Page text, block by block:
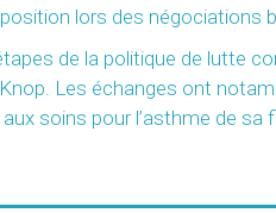
lors des négociations
de la politique de lutte
Les échanges ont
soins pour l’asthme de sa